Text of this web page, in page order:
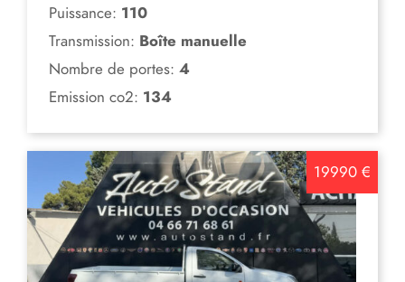
Puissance: 110
Transmission: Boîte manuelle
Nombre de portes: 4
Emission co2: 134
19990 €